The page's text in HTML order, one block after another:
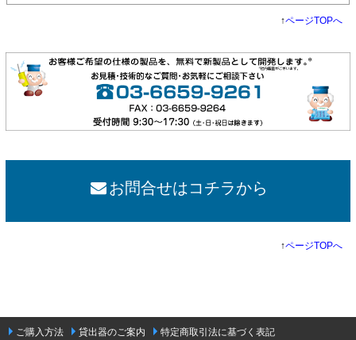
↑ページTOPへ
お問合せはコチラから
↑ページTOPへ
ご購入方法 貸出器のご案内 特定商取引法に基づく表記